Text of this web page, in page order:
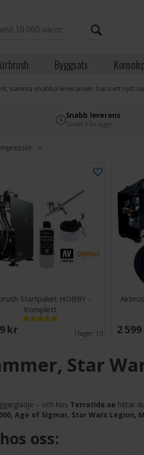
Byggsats
samma snabba leveranser, bara ett nytt
Snabb leverans
Direkt från lager
>
Startpaket HOBBY -
Komplett
SEK I lager: 10 2 599
Star
– och hos Terratide.se hittar
Age of Sigmar, Star Wars Legion,
oss: